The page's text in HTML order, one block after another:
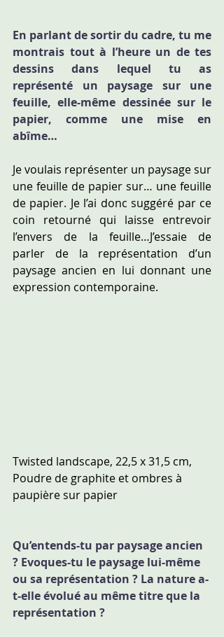
En parlant de sortir du cadre, tu me
montrais tout à l’heure un de tes
dessins dans lequel tu as
représenté un paysage sur une
feuille, elle-même dessinée sur le
papier, comme une mise en
abîme…
Je voulais représenter un paysage sur
une feuille de papier sur… une feuille
de papier. Je l’ai donc suggéré par ce
coin retourné qui laisse entrevoir
l’envers de la feuille…J’essaie de
parler de la représentation d’un
paysage ancien en lui donnant une
expression contemporaine.
Twisted landscape, 22,5 x 31,5 cm,
Poudre de graphite et ombres à
paupière sur papier
Qu’entends-tu par paysage ancien
? Evoques-tu le paysage lui-même
ou sa représentation ? La nature a-
t-elle évolué au même titre que la
représentation ?